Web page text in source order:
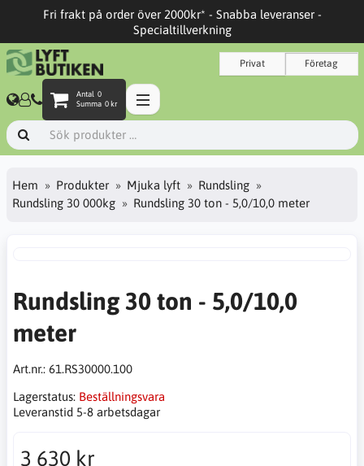
Fri frakt på order över 2000kr* - Snabba leveranser -
Specialtillverkning
Privat Företag
Antal 0
Summa 0 kr
Hem Produkter Mjuka lyft
Rundsling
Rundsling 30 000kg
Rundsling 30 ton - 5,0/10,0 meter
Rundsling 30 ton - 5,0/10,0
meter
Art.nr.: 61.RS30000.100
Lagerstatus: Beställningsvara
Leveranstid 5-8 arbetsdagar
3 630 kr